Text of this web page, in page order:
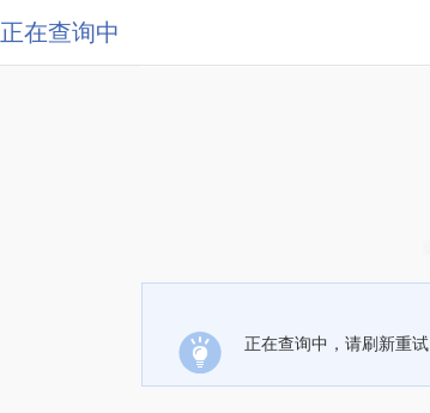
正在查询中
正在查询中，请刷新重试